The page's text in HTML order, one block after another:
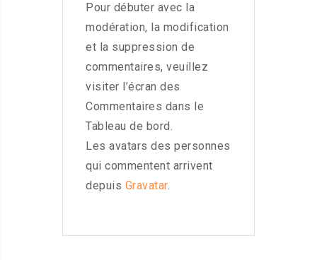
Pour débuter avec la
modération, la modification
et la suppression de
commentaires, veuillez
visiter l’écran des
Commentaires dans le
Tableau de bord.
Les avatars des personnes
qui commentent arrivent
depuis Gravatar.